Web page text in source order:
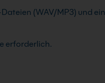
(WAV/MP3) und
erforderlich.